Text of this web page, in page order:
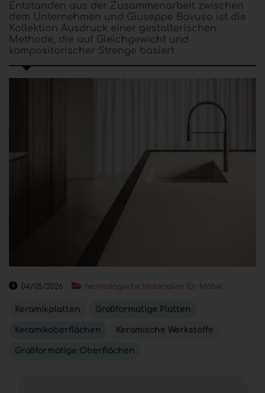
Entstanden aus der Zusammenarbeit zwischen
dem Unternehmen und Giuseppe Bavuso ist die
Kollektion Ausdruck einer gestalterischen
Methode, die auf Gleichgewicht und
kompositorischer Strenge basiert
04/05/2026 technologische Materialien für Möbel
Keramikplatten Großformatige Platten
Keramikoberflächen Keramische Werkstoffe
Großformatige Oberflächen